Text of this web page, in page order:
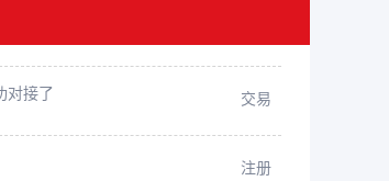
交易
注册